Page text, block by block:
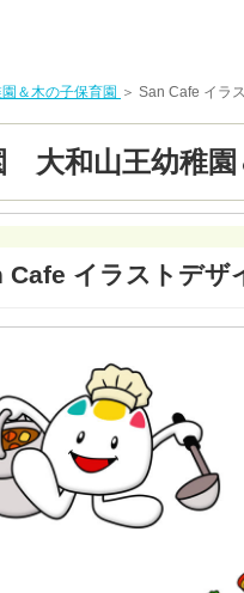
＆木の子保育園 ＞ San Cafe イラ
大和山王幼稚園
Cafe イラストデザ